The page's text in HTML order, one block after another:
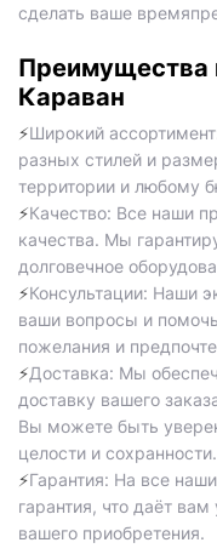
сделать ваше
Преимущества
Караван
⚡️Широкий
разных стилей и
территории и любому
⚡️Качество: Все наши
качества. Мы
долговечное
⚡️Консультации: Наши
ваши вопросы и
пожелания и
⚡️Доставка: Мы
доставку вашего
Вы можете быть
целости и сохранности.
⚡️Гарантия: На все
гарантия, что даёт
вашего приобретения.